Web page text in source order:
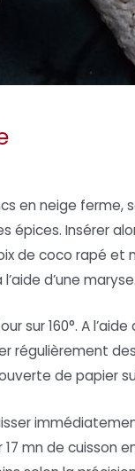
en neige ferme,
épices. Insérer
de coco rapé et
d’une maryse.
sur 160°. A
régulièrement
de papier
17 mn de cuisson